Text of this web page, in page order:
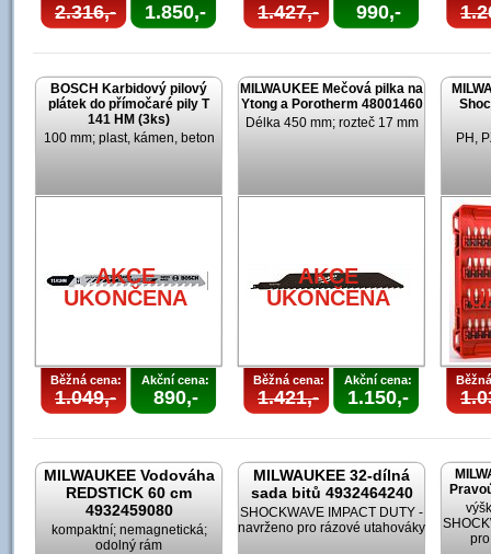
2.316,- 1.850,- 1.427,- 990,-
BOSCH Karbidový pilový
plátek do přímočaré pily T
141 HM (3ks)
100 mm; plast, kámen, beton
AKCE
UKONČENA
Běžná cena:
1.049,-
Akční cena:
890,-
MILWAUKEE Mečová pilka na
Ytong a Porotherm 48001460
Délka 450 mm; rozteč 17 mm
AKCE
UKONČENA
Běžná cena:
1.421,-
Akční cena:
1.150,-
PH,
MILWAUKEE Vodováha
REDSTICK 60 cm
4932459080
kompaktní; nemagnetická;
odolný rám
MILWAUKEE 32-dílná
sada bitů 4932464240
SHOCKWAVE IMPACT DUTY -
navrženo pro rázové utahováky